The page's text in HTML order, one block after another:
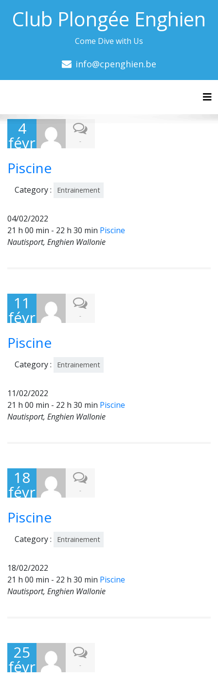
Club Plongée Enghien
Come Dive with Us
info@cpenghien.be
4
févr
202
2
-
Piscine
Category : Entrainement
04/02/2022
21 h 00 min - 22 h 30 min Piscine
Nautisport, Enghien Wallonie
11
févr
202
2
-
Piscine
Category : Entrainement
11/02/2022
21 h 00 min - 22 h 30 min Piscine
Nautisport, Enghien Wallonie
18
févr
202
2
-
Piscine
Category : Entrainement
18/02/2022
21 h 00 min - 22 h 30 min Piscine
Nautisport, Enghien Wallonie
25
févr -